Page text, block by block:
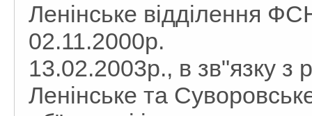
Ленінське відділення
02.11.2000р.
13.02.2003р., в зв"язку з
Ленінське та